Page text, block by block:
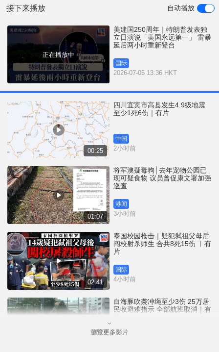
接下来播放 自动播放
正在播放中
美建国250周年｜特朗普发表独
立日演说「美国永远第一」 雷暴
延后两小时重新登台
国际
2026-07-05 13:36 HKT
00:25
四川宜宾市高县发生4.9级地震
至少1死6伤｜有片
中国
2小时前
01:07
将军澳疑毒狗│去年宠物公园已
现可疑食物 议员曾促康文署加强
巡查
港闻
3小时前
02:41
泰国校园枪击｜疑犯弑祖父母后
闯校射杀师生 合共8死15伤 ︱有
片
国际
4小时前
白海豚吹袭冲绳至少3伤 25万居
民收避难指示 全部航班取消｜有
国际
瀏覽更多影片